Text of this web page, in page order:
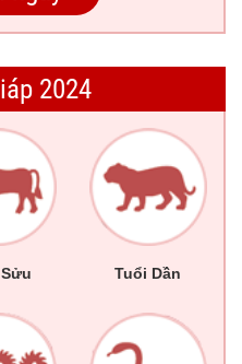
2024
Tuổi Dần